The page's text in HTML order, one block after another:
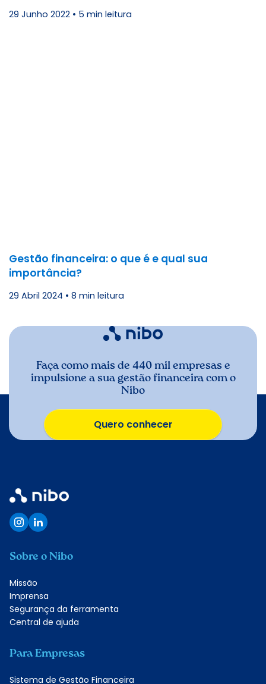
29 Junho 2022 • 5 min leitura
Gestão financeira: o que é e qual sua
importância?
29 Abril 2024 • 8 min leitura
Faça como mais de 440 mil empresas e
impulsione a sua gestão financeira com o
Nibo
Quero conhecer
Sobre o Nibo
Missão
Imprensa
Segurança da ferramenta
Central de ajuda
Para Empresas
Sistema de Gestão Financeira